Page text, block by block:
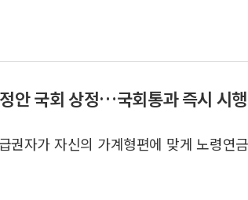
안 국회 상정…국회통과 즉시 시행
권자가 자신의 가계형편에 맞게 노령연